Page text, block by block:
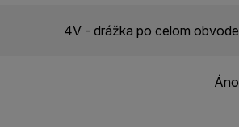
4V - drážka po celom obvode
Áno